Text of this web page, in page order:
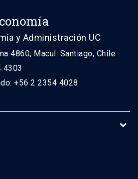
y Administración UC
4860, Macul. Santiago, Chile
4303
+56 2 2354 4028